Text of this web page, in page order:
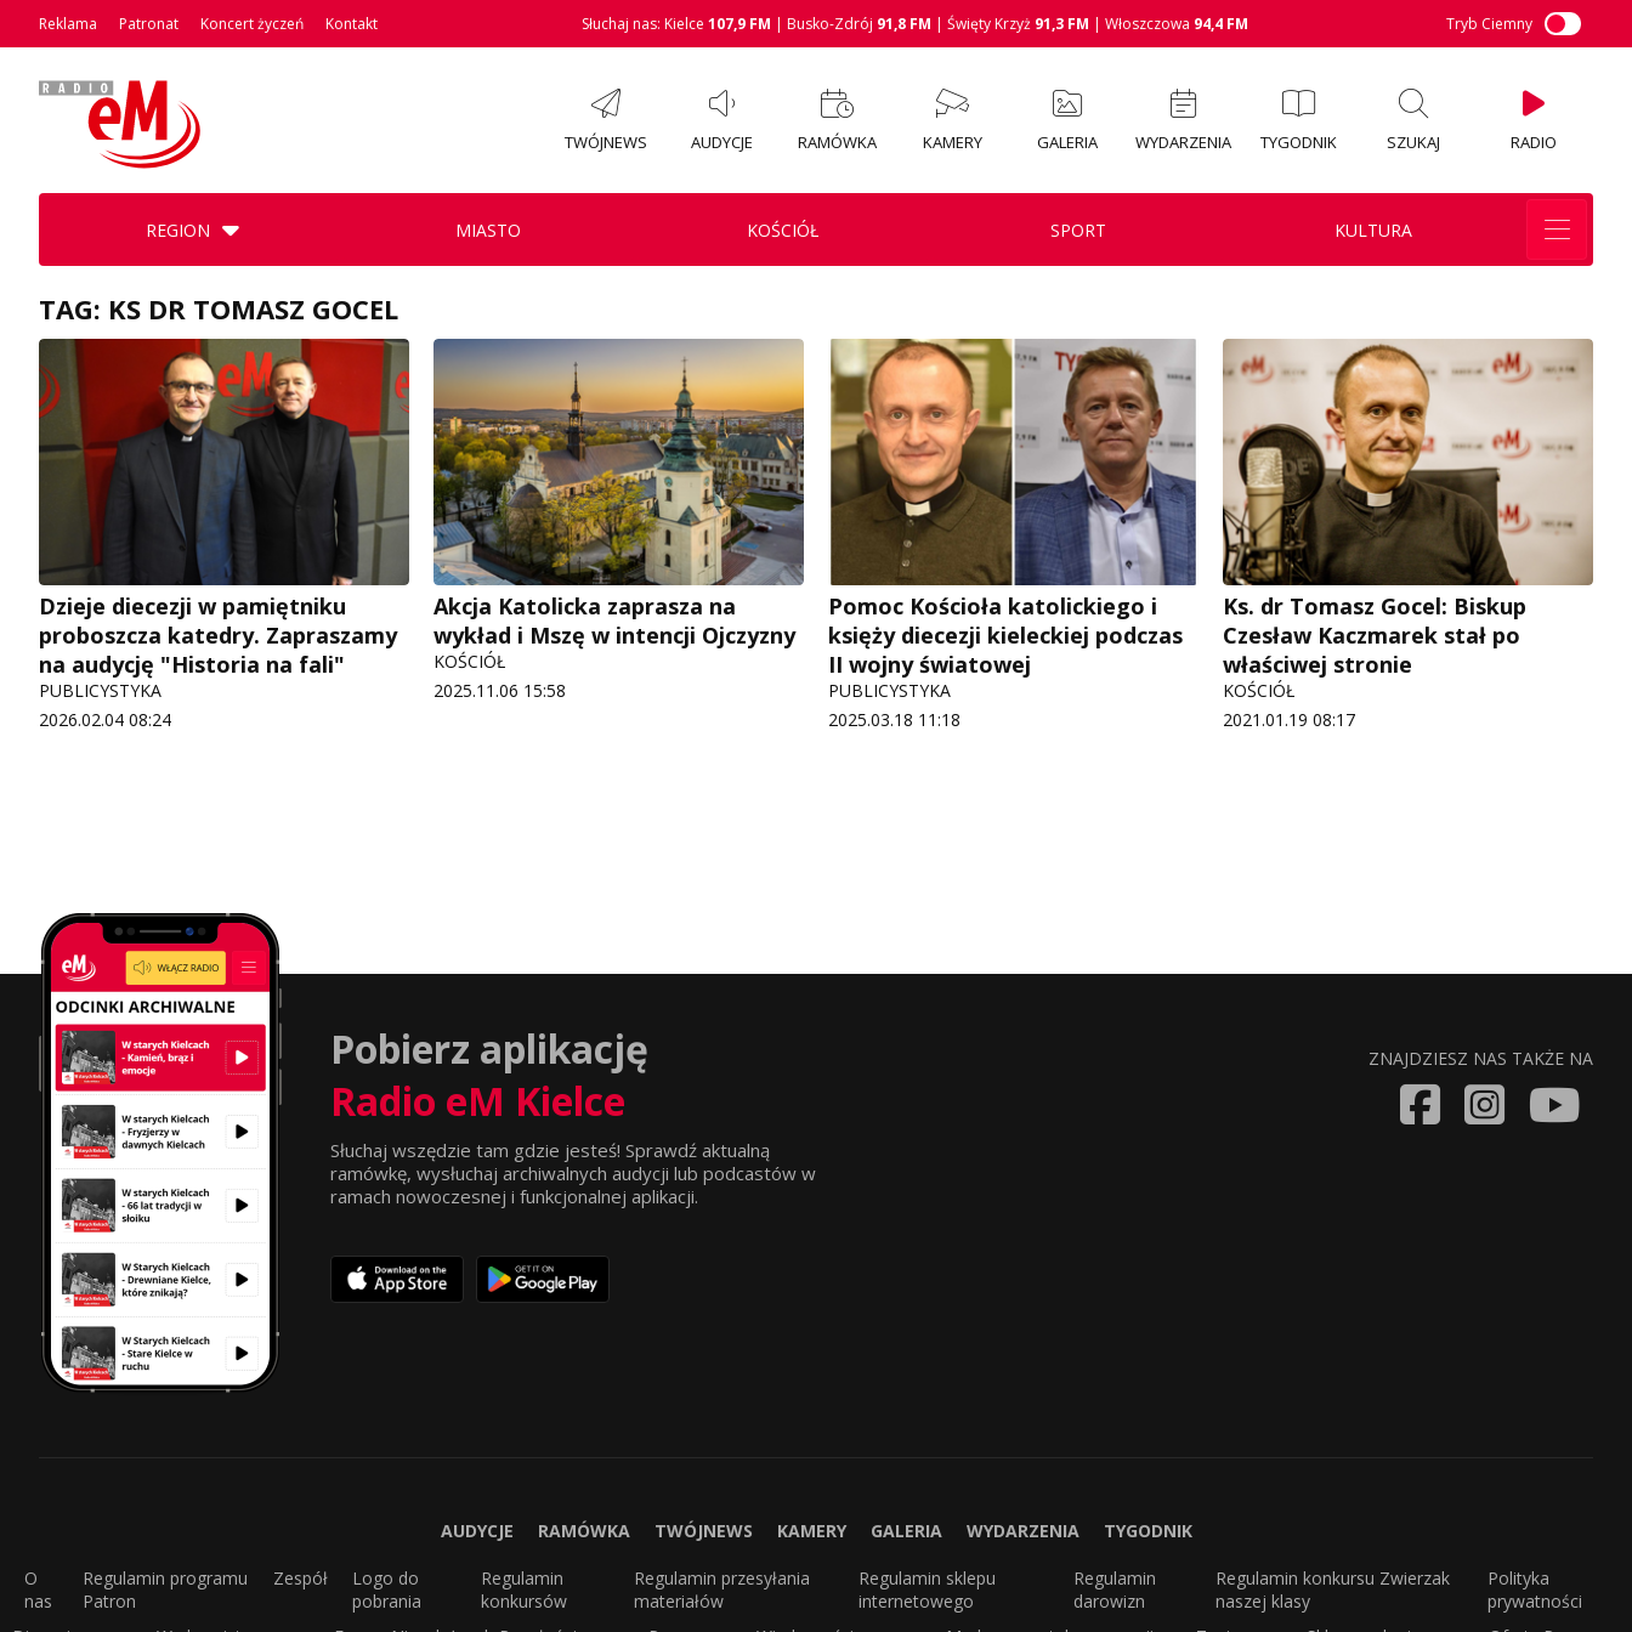
Reklama Patronat Koncert życzeń Kontakt Słuchaj nas: Kielce 107,9 FM | Busko-Zdrój 91,8 FM | Święty Krzyż 91,3 FM | Włoszczowa 94,4 FM Tryb Ciemny
TWÓJNEWS AUDYCJE RAMÓWKA KAMERY GALERIA WYDARZENIA TYGODNIK SZUKAJ RADIO
REGION MIASTO KOŚCIÓŁ SPORT KULTURA
TAG: KS DR TOMASZ GOCEL
Dzieje diecezji w pamiętniku
proboszcza katedry. Zapraszamy
na audycję "Historia na fali"
PUBLICYSTYKA
2026.02.04 08:24
Akcja Katolicka zaprasza na
wykład i Mszę w intencji Ojczyzny
KOŚCIÓŁ
2025.11.06 15:58
Pomoc Kościoła katolickiego i
księży diecezji kieleckiej podczas
II wojny światowej
PUBLICYSTYKA
2025.03.18 11:18
Ks. dr Tomasz Gocel: Biskup
Czesław Kaczmarek stał po
właściwej stronie
KOŚCIÓŁ
2021.01.19 08:17
Pobierz aplikację
Radio eM Kielce
Słuchaj wszędzie tam gdzie jesteś! Sprawdź aktualną
ramówkę, wysłuchaj archiwalnych audycji lub podcastów w
ramach nowoczesnej i funkcjonalnej aplikacji.
ZNAJDZIESZ NAS TAKŻE NA
AUDYCJE RAMÓWKA TWÓJNEWS KAMERY GALERIA WYDARZENIA TYGODNIK
O
nas
Regulamin programu
Patron
Zespół
Logo do
pobrania
Regulamin
konkursów
Regulamin przesyłania
materiałów
Regulamin sklepu
internetowego
Regulamin
darowizn
Regulamin konkursu Zwierzak
naszej klasy
Polityka
prywatności